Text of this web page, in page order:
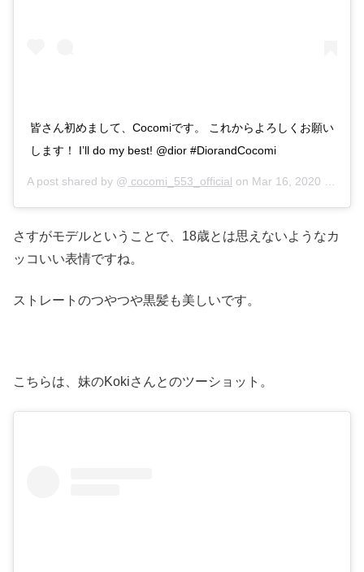
皆さん初めまして、Cocomiです。 これからよろしくお願い
します！ I’ll do my best! @dior #DiorandCocomi
A post shared by @ cocomi_553_official on Mar 16, 2020 at 9:32pm PDT
さすがモデルということで、18歳とは思えないようなカ
ッコいい表情ですね。
ストレートのつやつや黒髪も美しいです。
こちらは、妹のKokiさんとのツーショット。